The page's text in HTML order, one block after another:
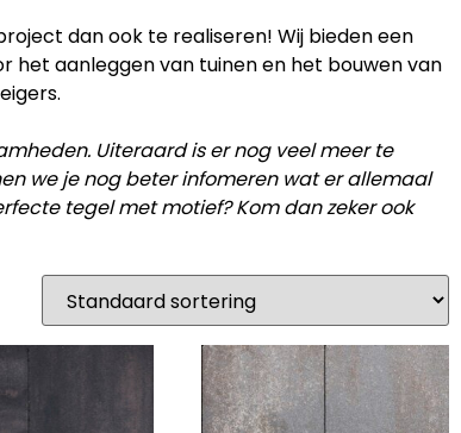
dan ook te realiseren! Wij bieden een
aanleggen van tuinen en het bouwen van
Uiteraard is er nog veel meer te
we je nog beter infomeren wat er allemaal
tegel met motief? Kom dan zeker ook